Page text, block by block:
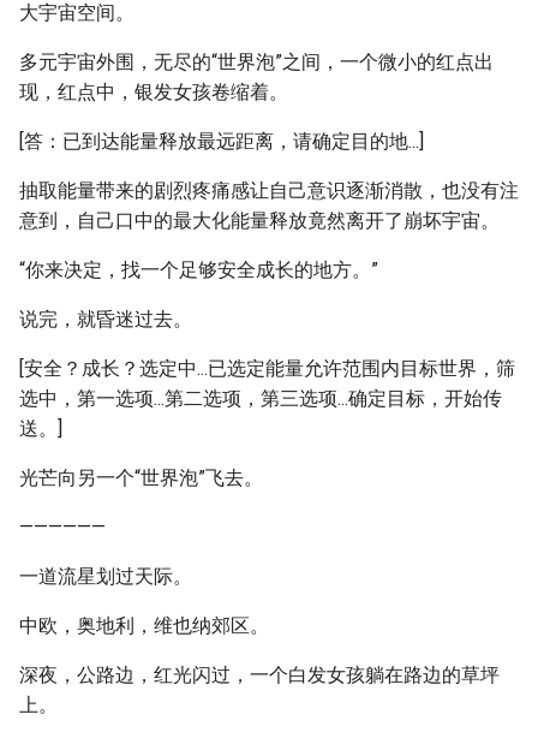
大宇宙空间。
多元宇宙外围，无尽的“世界泡”之间，一个微小的红点出
现，红点中，银发女孩卷缩着。
[答：已到达能量释放最远距离，请确定目的地...]
抽取能量带来的剧烈疼痛感让自己意识逐渐消散，也没有注
意到，自己口中的最大化能量释放竟然离开了崩坏宇宙。
“你来决定，找一个足够安全成长的地方。”
说完，就昏迷过去。
[安全？成长？选定中...已选定能量允许范围内目标世界，筛
选中，第一选项...第二选项，第三选项...确定目标，开始传
送。]
光芒向另一个“世界泡”飞去。
——————
一道流星划过天际。
中欧，奥地利，维也纳郊区。
深夜，公路边，红光闪过，一个白发女孩躺在路边的草坪
上。